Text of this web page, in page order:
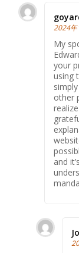
2024年
My
your
using
other
and